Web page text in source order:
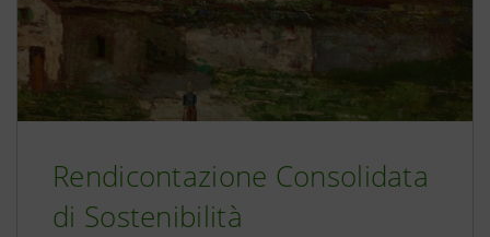
Rendicontazione Consolidata
di Sostenibilità